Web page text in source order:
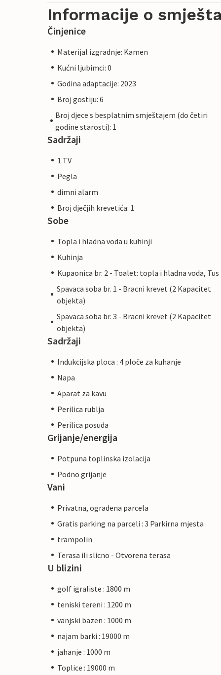
Informacije o
Činjenice
Materijal izgradnje: Kamen
Kućni ljubimci: 0
Godina adaptacije: 2023
Broj gostiju: 6
Broj djece s besplatnim smještajem (do četiri
godine starosti): 1
Sadržaji
1 TV
Pegla
dimni alarm
Broj dječjih krevetića: 1
Sobe
Topla i hladna voda u kuhinji
Kuhinja
Kupaonica br. 2 - Toalet: topla i hladna voda, Tus
Spavaca soba br. 1 - Bracni krevet (2 Kapacitet
objekta)
Spavaca soba br. 3 - Bracni krevet (2 Kapacitet
objekta)
Sadržaji
Indukcijska ploca : 4 ploče za kuhanje
Napa
Aparat za kavu
Perilica rublja
Perilica posuda
Grijanje/energija
Potpuna toplinska izolacija
Podno grijanje
Vani
Privatna, ogradena parcela
Gratis parking na parceli : 3 Parkirna mjesta
trampolin
Terasa ili slicno - Otvorena terasa
U blizini
golf igraliste : 1800 m
teniski tereni : 1200 m
vanjski bazen : 1000 m
najam barki : 19000 m
jahanje : 1000 m
Toplice : 19000 m